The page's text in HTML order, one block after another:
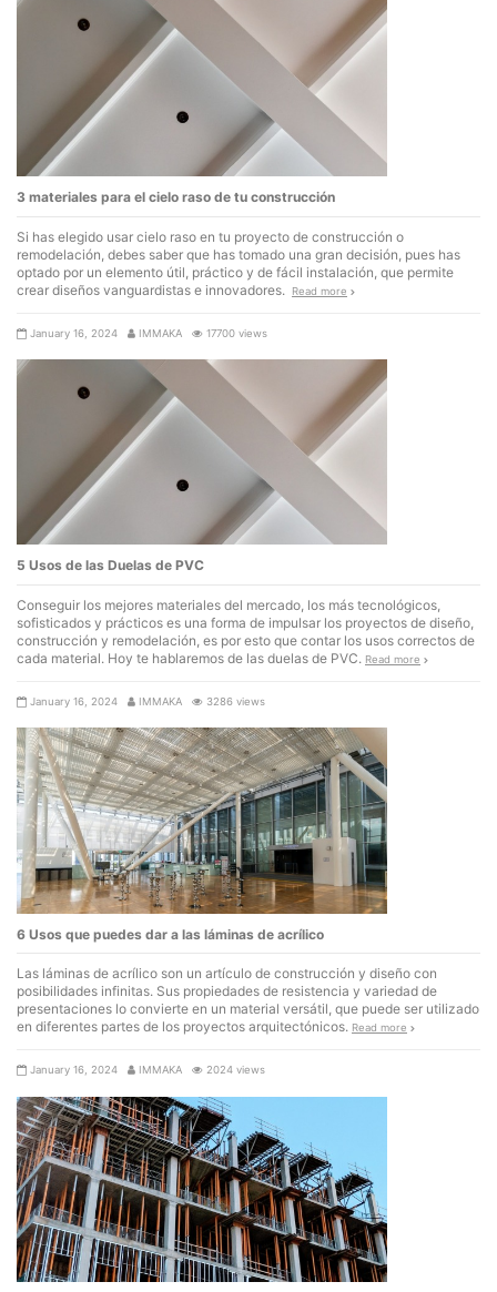
3 materiales para el cielo raso de tu construcción
Si has elegido usar cielo raso en tu proyecto de construcción o
remodelación, debes saber que has tomado una gran decisión, pues has
optado por un elemento útil, práctico y de fácil instalación, que permite
crear diseños vanguardistas e innovadores.
Read more
January 16, 2024 IMMAKA 17700 views
5 Usos de las Duelas de PVC
Conseguir los mejores materiales del mercado, los más tecnológicos,
sofisticados y prácticos es una forma de impulsar los proyectos de diseño,
construcción y remodelación, es por esto que contar los usos correctos de
cada material. Hoy te hablaremos de las duelas de PVC. Read more
January 16, 2024 IMMAKA 3286 views
6 Usos que puedes dar a las láminas de acrílico
Las láminas de acrílico son un artículo de construcción y diseño con
posibilidades infinitas. Sus propiedades de resistencia y variedad de
presentaciones lo convierte en un material versátil, que puede ser utilizado
en diferentes partes de los proyectos arquitectónicos. Read more
January 16, 2024 IMMAKA 2024 views